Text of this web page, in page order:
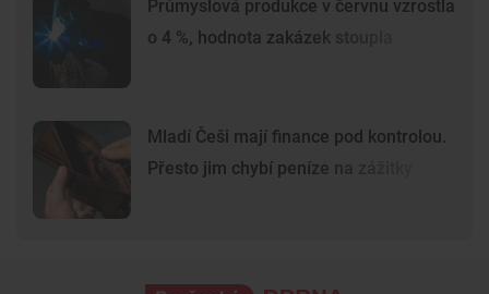
Průmyslová produkce v červnu vzrostla
o 4 %, hodnota zakázek stoupla
Mladí Češi mají finance pod kontrolou.
Přesto jim chybí peníze na zážitky